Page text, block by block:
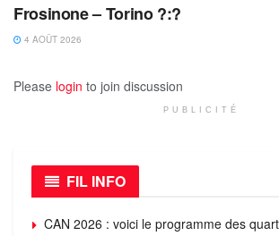
Frosinone – Torino ?:?
4 AOÛT 2026
Please login to join discussion
PUBLICITÉ
FIL INFO
CAN 2026 : voici le programme des